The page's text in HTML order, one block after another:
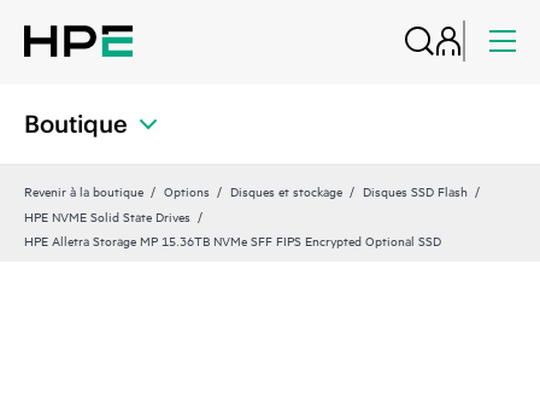
Boutique
Revenir à la boutique Options Disques et stockage
Disques SSD Flash
HPE NVME Solid State Drives
HPE Alletra Storage MP 15.36TB NVMe SFF FIPS Encrypted Optional SSD